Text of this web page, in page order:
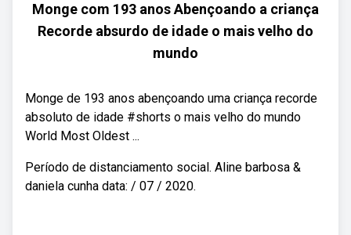
Monge com 193 anos Abençoando a criança
Recorde absurdo de idade o mais velho do
mundo
Monge de 193 anos abençoando uma criança recorde
absoluto de idade #shorts o mais velho do mundo
World Most Oldest ...
Período de distanciamento social. Aline barbosa &
daniela cunha data: / 07 / 2020.